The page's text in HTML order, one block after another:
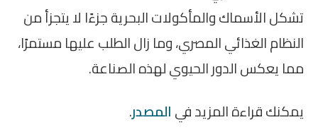
تشكل الأسماك والمأكولات البحرية جزءًا لا يتجزأ من
النظام الغذائي المصري، وما زال الطلب عليها مستمرًا،
مما يعكس الدور الحيوي لهذه الصناعة.
يمكنك قراءة المزيد فيالمصدر.